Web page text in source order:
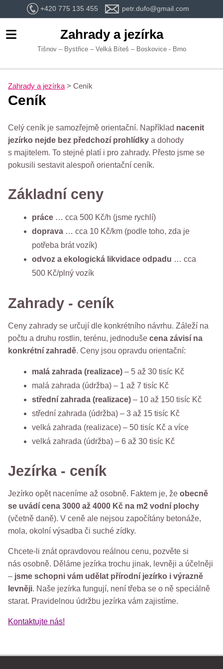
+420 775 135 455 petr.dufo@gmail.com
Zahrady a jezírka
Tišnov – Bystřice – Velká Bíteš – Boskovice - Brno
Zahrady a jezírka > Ceník
Ceník
Celý ceník je samozřejmě orientační. Například nacenit
jezírko nejde bez předchozí prohlídky a dohody
s majitelem. To stejné platí i pro zahrady. Přesto jsme se
pokusili sestavit alespoň orientační ceník.
Základní ceny
práce … cca 500 Kč/h (jsme rychlí)
doprava … cca 10 Kč/km (podle toho, zda je
potřeba brát vozík)
odvoz a ekologická likvidace odpadu … cca
500 Kč/plný vozík
Zahrady - ceník
Ceny zahrady se určují dle konkrétního návrhu. Záleží na
počtu a druhu rostlin, terénu, jednoduše cena závisí na
konkrétní zahradě. Ceny jsou opravdu orientační:
malá zahrada (realizace) – 5 až 30 tisíc Kč
malá zahrada (údržba) – 1 až 7 tisíc Kč
střední zahrada (realizace) – 10 až 150 tisíc Kč
střední zahrada (údržba) – 3 až 15 tisíc Kč
velká zahrada (realizace) – 50 tisíc Kč a více
velká zahrada (údržba) – 6 až 30 tisíc Kč
Jezírka - ceník
Jezírko opět naceníme až osobně. Faktem je, že obecně
se uvádí cena 3000 až 4000 Kč na m2 vodní plochy
(včetně daně). V ceně ale nejsou započítány betonáže,
mola, okolní výsadba či suché zídky.
Chcete-li znát opravdovou reálnou cenu, pozvěte si
nás osobně. Děláme jezírka trochu jinak, levněji a účelněji
– jsme schopni vám udělat přírodní jezírko i výrazně
levněji. Naše jezírka fungují, není třeba se o ně speciálně
starat. Pravidelnou údržbu jezírka vám zajistíme.
Kontaktujte nás!